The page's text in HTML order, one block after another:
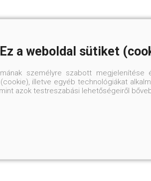
Ez a weboldal sütiket
személyre szabott
illetve egyéb technológiákat
azok testreszabási lehetőségeiről